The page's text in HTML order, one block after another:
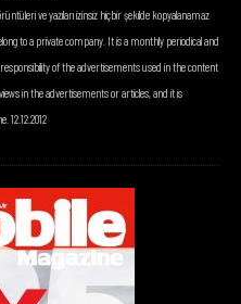
ve yazıları izinsiz hiçbir şekilde kopyalanamaz
to a private company. It is a monthly periodical and
of the advertisements used in the content
in the advertisements or articles, and it is
12.12.2012